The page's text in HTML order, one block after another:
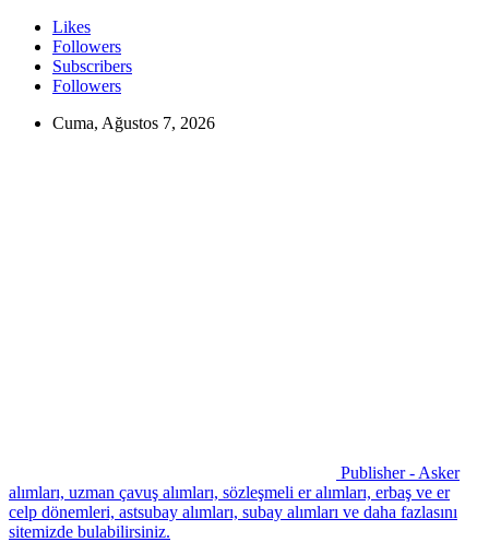
Likes
Followers
Subscribers
Followers
Cuma, Ağustos 7, 2026
Publisher - Asker
alımları, uzman çavuş alımları, sözleşmeli er alımları, erbaş ve er
celp dönemleri, astsubay alımları, subay alımları ve daha fazlasını
sitemizde bulabilirsiniz.